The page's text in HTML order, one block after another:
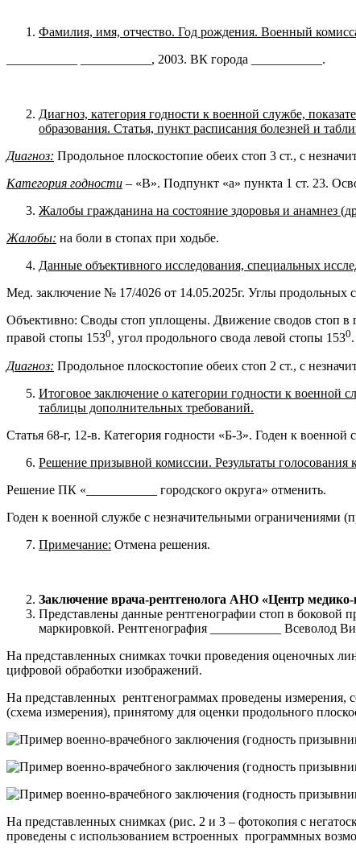
Фамилия, имя, отчество. Год рождения. Военный
___________ ___________, 2003. ВК города ___________.
Диагноз, категория годности к военной службе,
образования. Статья, пункт расписания болезней и
Диагноз: Продольное плоскостопие обеих стоп 3 ст., с
Категория годности – «В». Подпункт «а» пункта 1 ст. 23.
Жалобы гражданина на состояние здоровья и анамнез
Жалобы: на боли в стопах при ходьбе.
Данные объективного исследования, специальных
Мед. заключение № 17/4026 от 14.05.2025г. Углы продольных
Объективно: Своды стоп уплощены. Движение сводов стоп в
правой стопы 1530, угол продольного свода левой стопы 1530
Диагноз: Продольное плоскостопие обеих стоп 2 ст., с
Итоговое заключение о категории годности к военной
таблицы дополнительных требований.
Статья 68-г, 12-в. Категория годности «Б-3». Годен к
Решение призывной комиссии. Результаты голосования
Решение ПК «___________ городского округа» отменить.
Годен к военной службе с незначительными ограничениями
Примечание: Отмена решения.
Заключение врача-рентгенолога АНО «Центр
Представлены данные рентгенографии стоп в боковой
маркировкой. Рентгенография ___________ Всеволод
На представленных снимках точки проведения оценочных
цифровой обработки изображений.
На представленных рентгенограммах проведены измерения,
(схема измерения), принятому для оценки продольного
На представленных снимках (рис. 2 и 3 – фотокопия с
проведены с использованием встроенных программных